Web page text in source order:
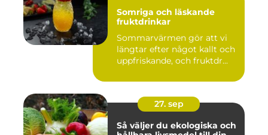
Somriga och läskande
fruktdrinkar
Sommarvärmen gör att vi
längtar efter något kallt och
uppfriskande, och fruktdr...
27. sep
Så väljer du ekologiska och